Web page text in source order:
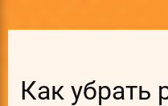
Как убрать